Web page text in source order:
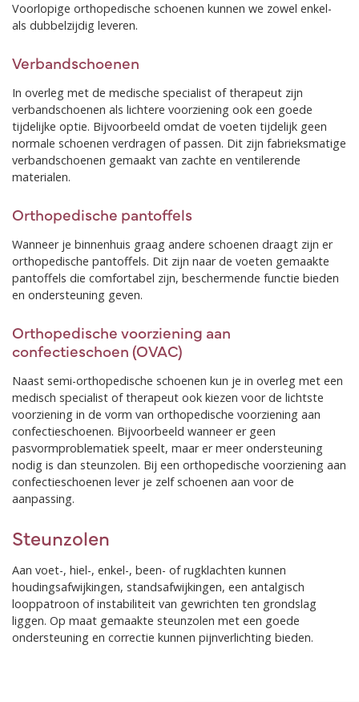
Voorlopige orthopedische schoenen kunnen we zowel enkel-
als dubbelzijdig leveren.
Verbandschoenen
In overleg met de medische specialist of therapeut zijn
verbandschoenen als lichtere voorziening ook een goede
tijdelijke optie. Bijvoorbeeld omdat de voeten tijdelijk geen
normale schoenen verdragen of passen. Dit zijn fabrieksmatige
verbandschoenen gemaakt van zachte en ventilerende
materialen.
Orthopedische pantoffels
Wanneer je binnenhuis graag andere schoenen draagt zijn er
orthopedische pantoffels. Dit zijn naar de voeten gemaakte
pantoffels die comfortabel zijn, beschermende functie bieden
en ondersteuning geven.
Orthopedische voorziening aan
confectieschoen (OVAC)
Naast semi-orthopedische schoenen kun je in overleg met een
medisch specialist of therapeut ook kiezen voor de lichtste
voorziening in de vorm van orthopedische voorziening aan
confectieschoenen. Bijvoorbeeld wanneer er geen
pasvormproblematiek speelt, maar er meer ondersteuning
nodig is dan steunzolen. Bij een orthopedische voorziening aan
confectieschoenen lever je zelf schoenen aan voor de
aanpassing.
Steunzolen
Aan voet-, hiel-, enkel-, been- of rugklachten kunnen
houdingsafwijkingen, standsafwijkingen, een antalgisch
looppatroon of instabiliteit van gewrichten ten grondslag
liggen. Op maat gemaakte steunzolen met een goede
ondersteuning en correctie kunnen pijnverlichting bieden.